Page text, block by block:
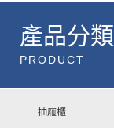
產品分類
PRODUCT
抽屜櫃